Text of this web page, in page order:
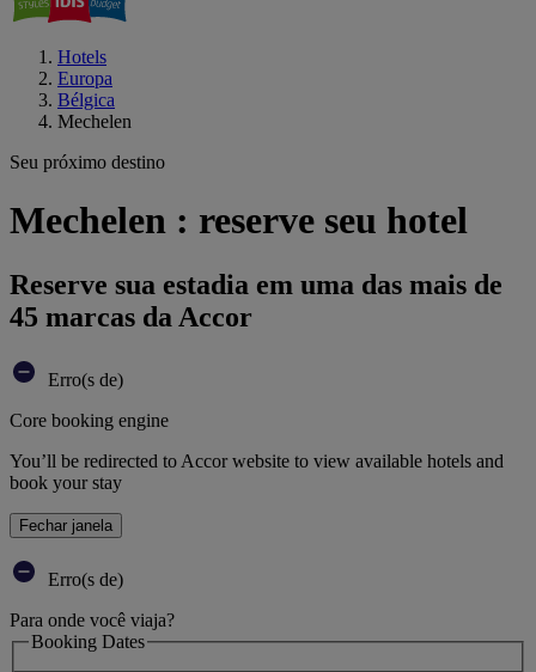
Hotels
Europa
Bélgica
Mechelen
Seu próximo destino
Mechelen : reserve seu hotel
Reserve sua estadia em uma das mais de
45 marcas da Accor
Erro(s de)
Core booking engine
You’ll be redirected to Accor website to view available hotels and
book your stay
Fechar janela
Erro(s de)
Para onde você viaja?
Booking Dates